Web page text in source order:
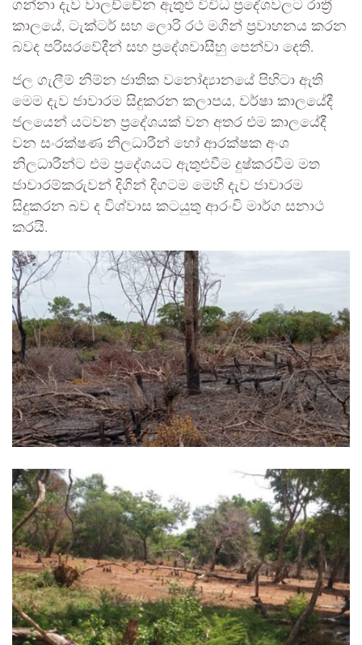
ගන්නා දැව වාලච්චේන ඇතුළු විවිධ ප්‍රදේශවලට රාත්‍රී
කාලයේ, ටැක්ටර් සහ ලොරි රථ මගින් ප්‍රවාහනය කරන
බවද පරිසරවේදීන් සහ ප්‍රදේශවාසීහු පෙන්වා දෙති.
ජල ගැලීම් නිම්න ජාතික වනෝද්‍යානයේ පිහිටා ඇති
මෙම දැව ජාවාරම සිදුකරන කලාපය, වර්ෂා කාලයේදී
ජලයෙන් යටවන ප්‍රදේශයක් වන අතර එම කාලයේදී
වන සංරක්ෂණ නිලධාරීන් හෝ ආරක්ෂක අංශ
නිලධාරීන්ට එම ප්‍රදේශයට ඇතුළුවීම දුෂ්කරවීම මත
ජාවාරම්කරුවන් දිගින් දිගටම මෙහි දැව ජාවාරම
සිදුකරන බව ද විශ්වාස කටයුතු ආරංචි මාර්ග සනාථ
කරයි.